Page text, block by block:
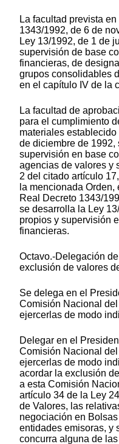
La facultad prevista
1343/1992, de 6 de
Ley 13/1992, de 1 de
supervisión de base
financieras, de
grupos consolidables
en el capítulo IV de la
La facultad de
para el cumplimiento
materiales
de diciembre de 1992,
supervisión en base
agencias de valores y
2 del citado artículo
la mencionada
Real Decreto 1343/
se desarrolla la Ley
propios y supervisión
financieras.
Octavo.-Delegación
exclusión de valores
Se delega en el
Comisión Nacional
ejercerlas de modo
Delegar en el
Comisión Nacional
ejercerlas de modo
acordar la exclusión
a esta Comisión
artículo 34 de la Ley
de Valores, las
negociación en
entidades emisoras, y
concurra alguna de